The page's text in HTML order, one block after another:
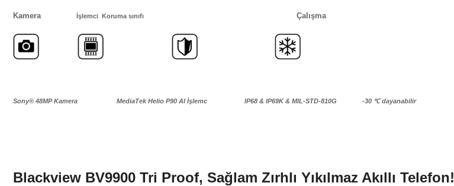
Kamera İşlemci Koruma sınıfı Çalışma
Sony® 48MP Kamera MediaTek Helio P90 AI İşlemc IP68 & IP69K & MIL-STD-810G -30 ℃ dayanabilir
Blackview BV9900 Tri Proof, Sağlam Zırhlı Yıkılmaz Akıllı Telefon!